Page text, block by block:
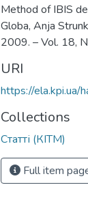
Method of IBIS
Globa, Anja
2009. – Vol. 18,
URI
https://
Collections
Статті (КІТМ)
Full item